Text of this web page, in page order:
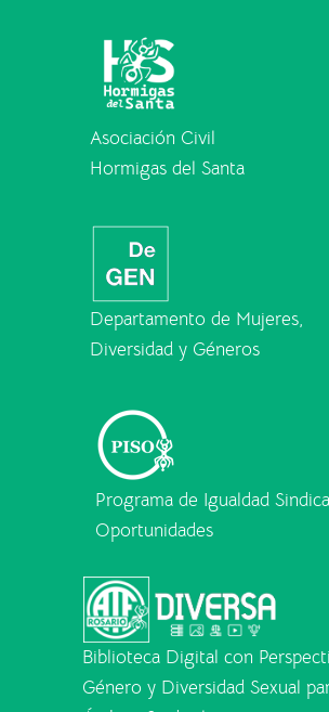
Asociación Civil
Hormigas del Santa
Departamento de Mujeres,
Diversidad y Géneros
Programa de Igualdad
Oportunidades
Biblioteca Digital con
Género y Diversidad Sexual